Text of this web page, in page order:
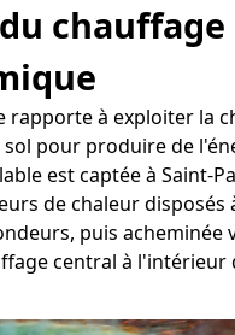
chauffage
rapporte à exploiter la
pour produire de
est captée à Saint-
de chaleur disposés
puis acheminée
central à l'intérieur